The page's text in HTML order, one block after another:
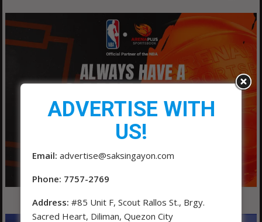
ADVERTISE WITH
US!
Email: advertise@saksingayon.com
Phone: 7757-2769
Address: #85 Unit F, Scout Rallos St., Brgy.
Sacred Heart, Diliman, Quezon City